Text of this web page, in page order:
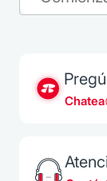
Chatea